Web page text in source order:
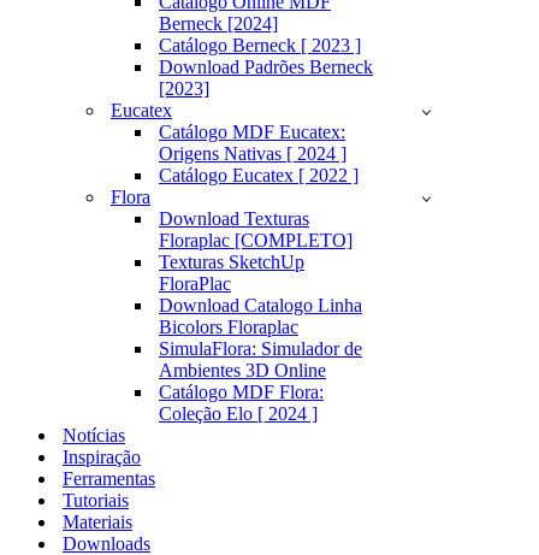
Berneck [2024]
Catálogo Berneck [ 2023 ]
Download Padrões Berneck
[2023]
Eucatex
Catálogo MDF Eucatex:
Origens Nativas [ 2024 ]
Catálogo Eucatex [ 2022 ]
Flora
Download Texturas
Floraplac [COMPLETO]
Texturas SketchUp
FloraPlac
Download Catalogo Linha
Bicolors Floraplac
SimulaFlora: Simulador de
Ambientes 3D Online
Catálogo MDF Flora:
Coleção Elo [ 2024 ]
Notícias
Inspiração
Ferramentas
Tutoriais
Materiais
Downloads